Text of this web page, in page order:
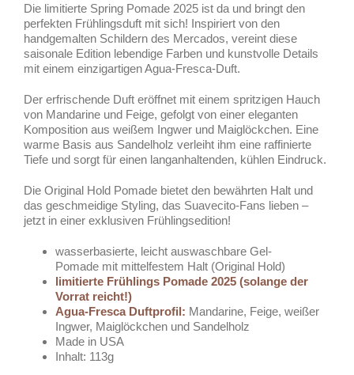
Die limitierte Spring Pomade 2025 ist da und bringt den
perfekten Frühlingsduft mit sich! Inspiriert von den
handgemalten Schildern des Mercados, vereint diese
saisonale Edition lebendige Farben und kunstvolle Details
mit einem einzigartigen Agua-Fresca-Duft.
Der erfrischende Duft eröffnet mit einem spritzigen Hauch
von Mandarine und Feige, gefolgt von einer eleganten
Komposition aus weißem Ingwer und Maiglöckchen. Eine
warme Basis aus Sandelholz verleiht ihm eine raffinierte
Tiefe und sorgt für einen langanhaltenden, kühlen Eindruck.
Die Original Hold Pomade bietet den bewährten Halt und
das geschmeidige Styling, das Suavecito-Fans lieben –
jetzt in einer exklusiven Frühlingsedition!
wasserbasierte, leicht auswaschbare Gel-
Pomade mit mittelfestem Halt (Original Hold)
limitierte Frühlings Pomade 2025 (solange der
Vorrat reicht!)
Agua-Fresca Duftprofil: Mandarine, Feige, weißer
Ingwer, Maiglöckchen und Sandelholz
Made in USA
Inhalt: 113g